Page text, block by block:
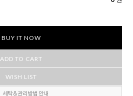
BUY IT NOW
ADD TO CART
WISH LIST
세탁＆관리방법 안내